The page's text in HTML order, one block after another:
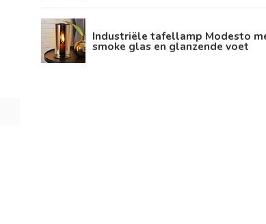
Industriële tafellamp Modesto
smoke glas en glanzende voet